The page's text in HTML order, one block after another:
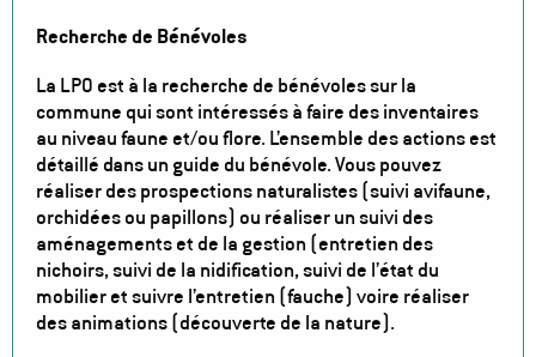
Recherche de Bénévoles
La LPO est à la recherche de bénévoles sur la
commune qui sont intéressés à faire des inventaires
au niveau faune et/ou flore. L’ensemble des actions est
détaillé dans un guide du bénévole. Vous pouvez
réaliser des prospections naturalistes (suivi avifaune,
orchidées ou papillons) ou réaliser un suivi des
aménagements et de la gestion (entretien des
nichoirs, suivi de la nidification, suivi de l’état du
mobilier et suivre l’entretien (fauche) voire réaliser
des animations (découverte de la nature).